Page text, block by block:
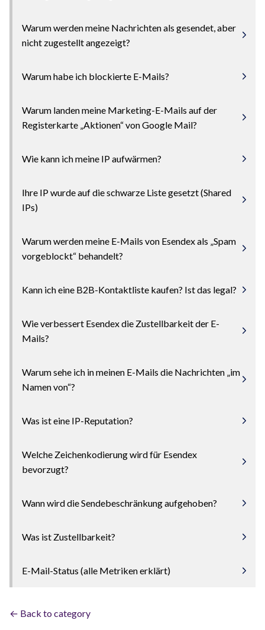
Warum werden meine Nachrichten als gesendet, aber
nicht zugestellt angezeigt?
Warum habe ich blockierte E-Mails?
Warum landen meine Marketing-E-Mails auf der
Registerkarte „Aktionen“ von Google Mail?
Wie kann ich meine IP aufwärmen?
Ihre IP wurde auf die schwarze Liste gesetzt (Shared
IPs)
Warum werden meine E-Mails von Esendex als „Spam
vorgeblockt“ behandelt?
Kann ich eine B2B-Kontaktliste kaufen? Ist das legal?
Wie verbessert Esendex die Zustellbarkeit der E-
Mails?
Warum sehe ich in meinen E-Mails die Nachrichten „im
Namen von“?
Was ist eine IP-Reputation?
Welche Zeichenkodierung wird für Esendex
bevorzugt?
Wann wird die Sendebeschränkung aufgehoben?
Was ist Zustellbarkeit?
E-Mail-Status (alle Metriken erklärt)
← Back to category